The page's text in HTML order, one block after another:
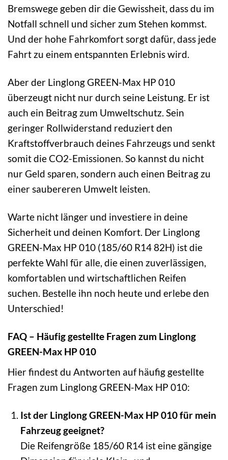
Bremswege geben dir die Gewissheit, dass du im
Notfall schnell und sicher zum Stehen kommst.
Und der hohe Fahrkomfort sorgt dafür, dass jede
Fahrt zu einem entspannten Erlebnis wird.
Aber der Linglong GREEN-Max HP 010
überzeugt nicht nur durch seine Leistung. Er ist
auch ein Beitrag zum Umweltschutz. Sein
geringer Rollwiderstand reduziert den
Kraftstoffverbrauch deines Fahrzeugs und senkt
somit die CO2-Emissionen. So kannst du nicht
nur Geld sparen, sondern auch einen Beitrag zu
einer saubereren Umwelt leisten.
Warte nicht länger und investiere in deine
Sicherheit und deinen Komfort. Der Linglong
GREEN-Max HP 010 (185/60 R14 82H) ist die
perfekte Wahl für alle, die einen zuverlässigen,
komfortablen und wirtschaftlichen Reifen
suchen. Bestelle ihn noch heute und erlebe den
Unterschied!
FAQ – Häufig gestellte Fragen zum Linglong
GREEN-Max HP 010
Hier findest du Antworten auf häufig gestellte
Fragen zum Linglong GREEN-Max HP 010:
Ist der Linglong GREEN-Max HP 010 für mein
Fahrzeug geeignet?
Die Reifengröße 185/60 R14 ist eine gängige